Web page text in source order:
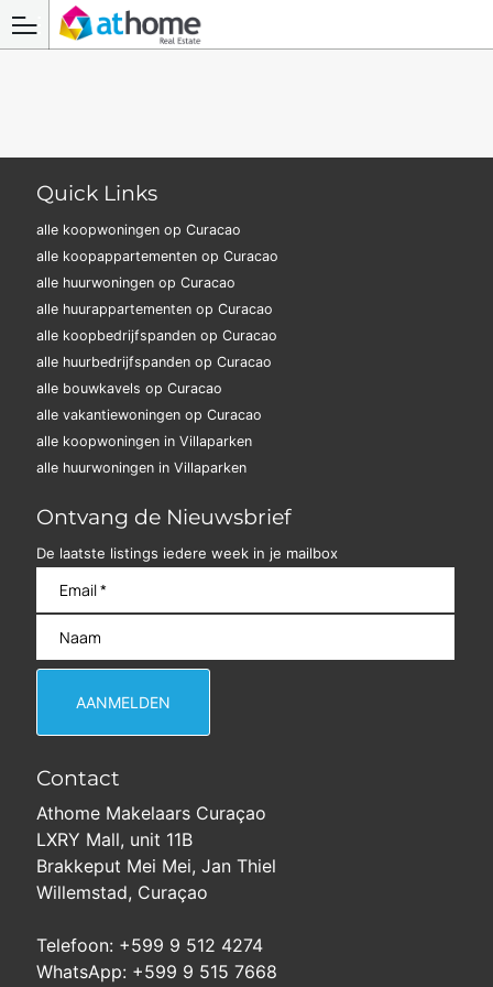
Quick Links
alle koopwoningen op Curacao
alle koopappartementen op Curacao
alle huurwoningen op Curacao
alle huurappartementen op Curacao
alle koopbedrijfspanden op Curacao
alle huurbedrijfspanden op Curacao
alle bouwkavels op Curacao
alle vakantiewoningen op Curacao
alle koopwoningen in Villaparken
alle huurwoningen in Villaparken
Ontvang de Nieuwsbrief
De laatste listings iedere week in je mailbox
Contact
Athome Makelaars Curaçao
LXRY Mall, unit 11B
Brakkeput Mei Mei, Jan Thiel
Willemstad, Curaçao
Telefoon: +599 9 512 4274
WhatsApp: +599 9 515 7668